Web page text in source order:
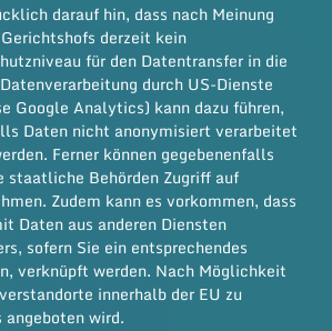
darauf hin, dass nach Meinung
derzeit kein
für den Datentransfer in die
durch US-Dienste
Google Analytics) kann dazu führen,
Daten nicht anonymisiert verarbeitet
Ferner können gegebenenfalls
staatliche Behörden Zugriff auf
Zudem kann es vorkommen, dass
Daten aus anderen Diensten
sofern Sie ein entsprechendes
verknüpft werden. Nach Möglichkeit
innerhalb der EU zu
angeboten wird.